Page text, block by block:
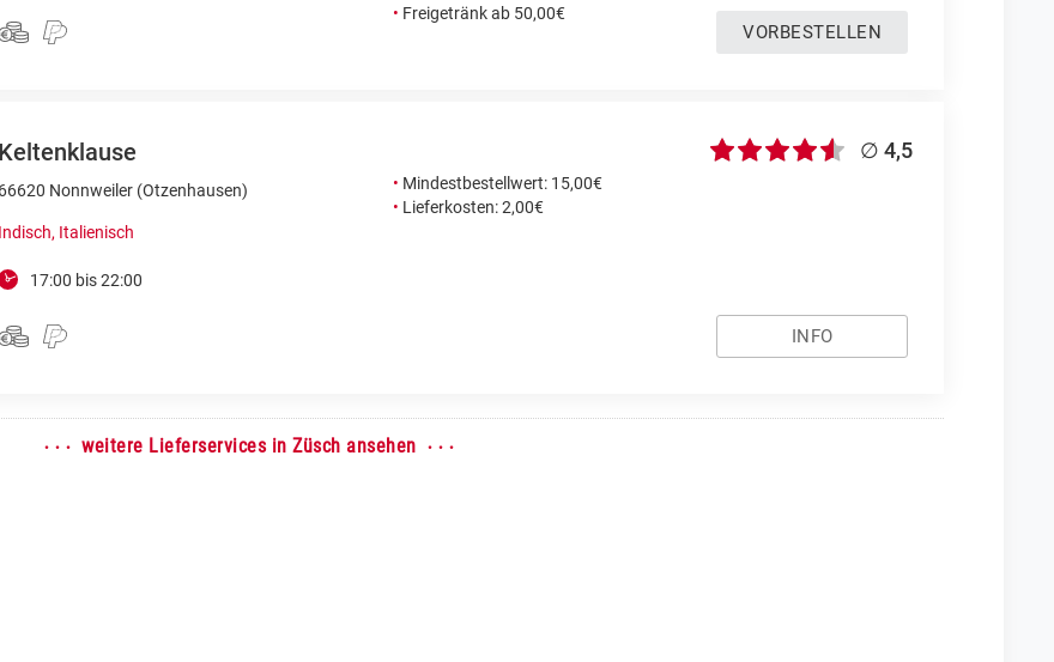
• Freigetränk ab 50,00€
VORBESTELLEN
Keltenklause
66620 Nonnweiler (Otzenhausen)
Indisch, Italienisch
17:00 bis 22:00
• Mindestbestellwert: 15,00€
• Lieferkosten: 2,00€
∅ 4,5
INFO
· · · weitere Lieferservices in Züsch ansehen · · ·